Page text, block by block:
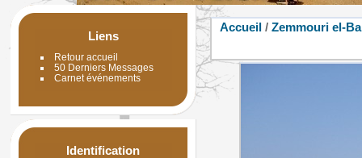
Liens
Retour accueil
50 Derniers Messages
Carnet événements
Identification
Accueil / Zemmouri el-